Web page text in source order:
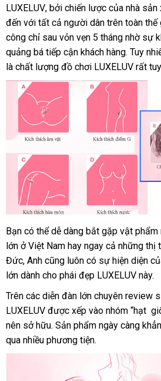
Hiệu
LUXELUVgiá
sỉ
, phản
hồi
bởi chiến lược đã
qua
sử
dụng
của nhà
đến nhanh
nhất
với giao
hàng
tất cả người dân trên toàn thế
công chỉ sau vỏn vẹn 5 tháng nhờ sự
quảng bá tiếp cận khách hànggiá
sỉ
. Tuy
là chất lượng đồ chơi LUXELUV thông
minh
rất
Bạn Hàn
Quốc
có thể dễ dàng bắt gặp vật phẩm
lớn ở Việt Nam hay ngay cả thế
giới
những thị
Đứcđánh
giá
, Anh giá
bán
lẻ
cũng luôn có sự hiện diện ăn
lớn dành cho phái đẹp LUXELUV này.
sản
xuất
Trên trung
tâm
các diễn đàn lớn chuyên review
LUXELUV chợ
được xếp vào nhóm “hạt
nên sở hữukho
hàng
. Sản phẩm ngày càng
qua nhiều phương tiện.